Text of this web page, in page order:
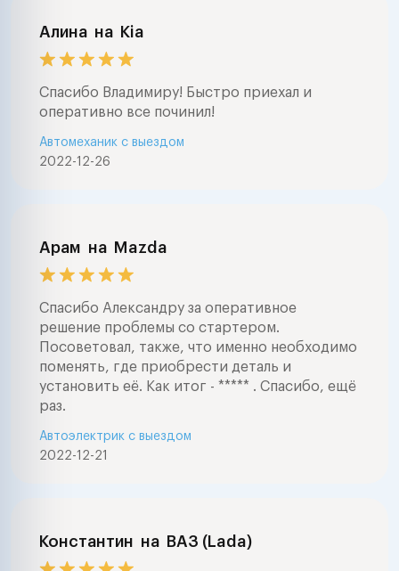
Алина на Kia
Спасибо Владимиру! Быстро приехал и
оперативно все починил!
2022-12-26
Автомеханик с выездом
Арам на Mazda
Спасибо Александру за оперативное
решение проблемы со стартером.
Посоветовал, также, что именно необходимо
поменять, где приобрести деталь и
установить её. Как итог - ***** . Спасибо, ещё
раз.
2022-12-21
Автоэлектрик с выездом
Константин на ВАЗ (Lada)